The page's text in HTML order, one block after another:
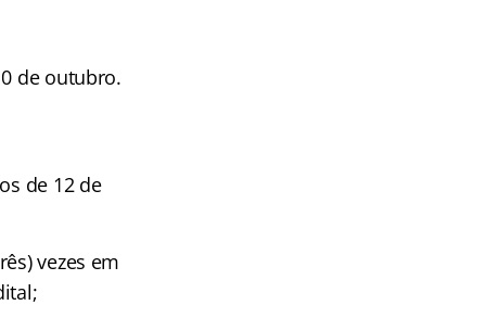
de outubro.
de 12 de
vezes em